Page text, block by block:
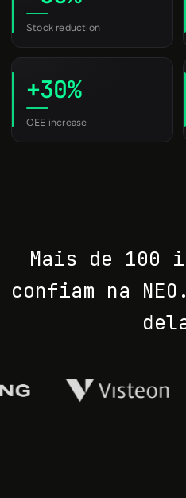
Mais de 100
confiam na